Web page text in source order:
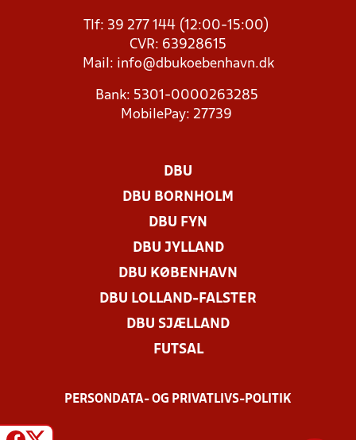
Tlf: 39 277 144 (12:00-15:00)
CVR: 63928615
Mail: info@dbukoebenhavn.dk
Bank: 5301-0000263285
MobilePay: 27739
DBU
DBU BORNHOLM
DBU FYN
DBU JYLLAND
DBU KØBENHAVN
DBU LOLLAND-FALSTER
DBU SJÆLLAND
FUTSAL
PERSONDATA- OG PRIVATLIVS-POLITIK